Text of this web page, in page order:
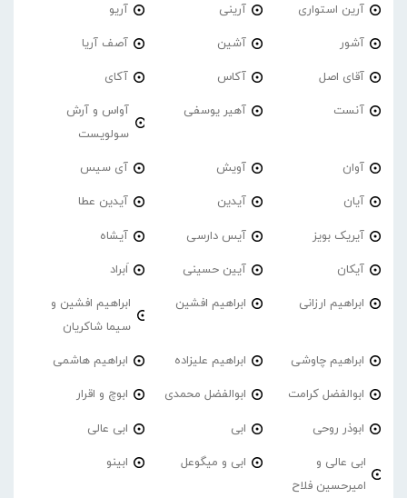
آرین استواری آرینی آریو
آشور آشین آصف آریا
آقای اصل آکاس آکای
آنست آهیر یوسفی
آواس و آرش
سولویست
آوان آویش آی سیس
آیان آیدین آیدین عطا
آیریک بویز آیس دارسی آیشاه
آیکان آیین حسینی اَبراد
ابراهیم ارزانی ابراهیم افشین
ابراهیم افشین و
سیما شاکریان
ابراهیم چاوشی ابراهیم علیزاده ابراهیم هاشمی
ابوالفضل کرامت ابوالفضل محمدی ابوچ و اقرار
ابوذر روحی ابی ابی عالی
ابی عالی و
امیرحسین فلاح
ابی و میگوعل ابینو